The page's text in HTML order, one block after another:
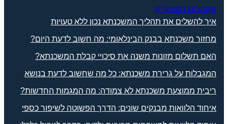
מאמרים מקצועיים
איך להשלים את תהליך המשכנתא נכון ללא טעויות
מחזור משכנתא בבנק הבינלאומי: מה חשוב לדעת היום?
האם תשלום מזונות משנה את סיכויי קבלת המשכנתא?
המגבלות על גרירת משכנתא: כל מה שחשוב לדעת בנושא
ריבית ממוצעת משכנתא לא צמודה: מה המגמות החדשות?
איחוד הלוואות מבנקים שונים: הדרך הפשוטה לשיפור כספי